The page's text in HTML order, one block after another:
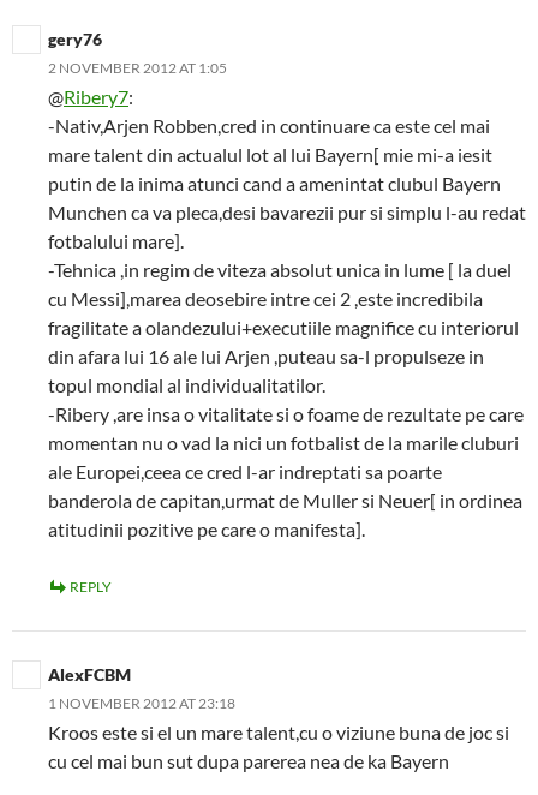
gery76
2 NOVEMBER 2012 AT 1:05
@Ribery7:
-Nativ,Arjen Robben,cred in continuare ca este cel mai
mare talent din actualul lot al lui Bayern[ mie mi-a iesit
putin de la inima atunci cand a amenintat clubul Bayern
Munchen ca va pleca,desi bavarezii pur si simplu l-au redat
fotbalului mare].
-Tehnica ,in regim de viteza absolut unica in lume [ la duel
cu Messi],marea deosebire intre cei 2 ,este incredibila
fragilitate a olandezului+executiile magnifice cu interiorul
din afara lui 16 ale lui Arjen ,puteau sa-l propulseze in
topul mondial al individualitatilor.
-Ribery ,are insa o vitalitate si o foame de rezultate pe care
momentan nu o vad la nici un fotbalist de la marile cluburi
ale Europei,ceea ce cred l-ar indreptati sa poarte
banderola de capitan,urmat de Muller si Neuer[ in ordinea
atitudinii pozitive pe care o manifesta].
REPLY
AlexFCBM
1 NOVEMBER 2012 AT 23:18
Kroos este si el un mare talent,cu o viziune buna de joc si
cu cel mai bun sut dupa parerea nea de ka Bayern